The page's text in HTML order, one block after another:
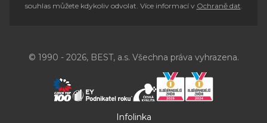
souhlas můžete kdykoliv odvolat. Více informací v Ochraně dat.
© 1990 - 2026, BEST, a.s. Všechna práva vyhrazena.
Infolinka